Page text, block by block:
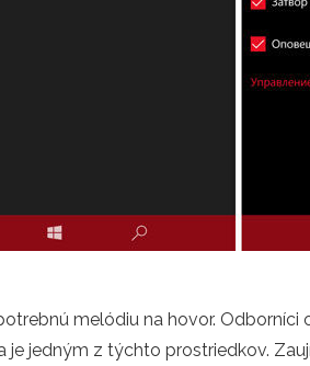
melódiu na hovor.
jedným z týchto prostriedkov.